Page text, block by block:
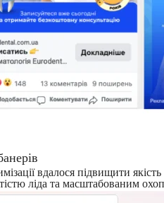
вдалося підвищити
ліда та масштабованим